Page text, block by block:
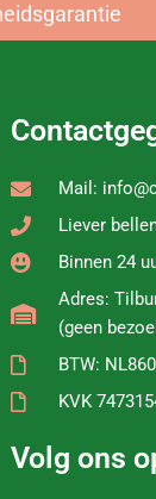
Mail:
Liever
Binnen 24
Adres:
(geen
BTW:
KVK
Volg ons